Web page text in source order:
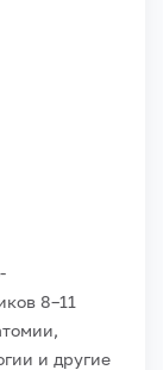
8–11
и другие